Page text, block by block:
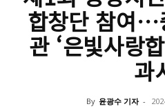
합창단 참여…
관 ‘은빛사랑
과
By 윤광수 기자 -